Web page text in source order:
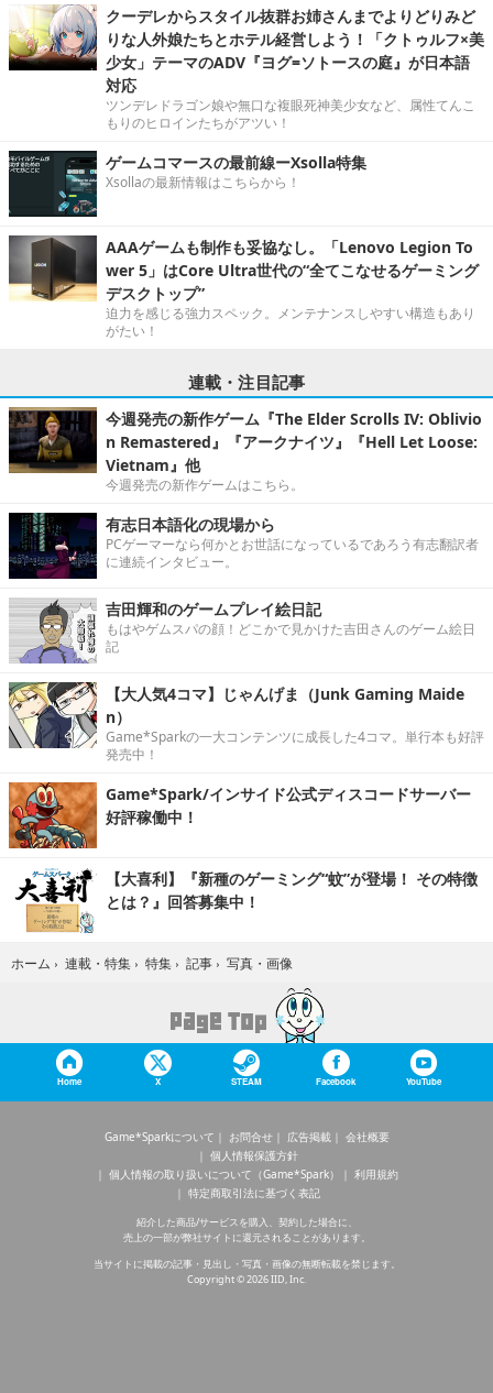
クーデレからスタイル抜群お姉さんまでよりどりみど
りな人外娘たちとホテル経営しよう！「クトゥルフ×美
少女」テーマのADV『ヨグ=ソトースの庭』が日本語
対応
ツンデレドラゴン娘や無口な複眼死神美少女など、属性てんこ
もりのヒロインたちがアツい！
ゲームコマースの最前線ーXsolla特集
Xsollaの最新情報はこちらから！
AAAゲームも制作も妥協なし。「Lenovo Legion To
wer 5」はCore Ultra世代の“全てこなせるゲーミング
デスクトップ”
迫力を感じる強力スペック。メンテナンスしやすい構造もあり
がたい！
連載・注目記事
今週発売の新作ゲーム『The Elder Scrolls IV: Oblivio
n Remastered』『アークナイツ』『Hell Let Loose:
Vietnam』他
今週発売の新作ゲームはこちら。
有志日本語化の現場から
PCゲーマーなら何かとお世話になっているであろう有志翻訳者
に連続インタビュー。
吉田輝和のゲームプレイ絵日記
もはやゲムスパの顔！どこかで見かけた吉田さんのゲーム絵日
記
【大人気4コマ】じゃんげま（Junk Gaming Maide
n）
Game*Sparkの一大コンテンツに成長した4コマ。単行本も好評
発売中！
Game*Spark/インサイド公式ディスコードサーバー
好評稼働中！
【大喜利】『新種のゲーミング“蚊”が登場！ その特徴
とは？』回答募集中！
ホーム › 連載・特集 › 特集 › 記事 › 写真・画像
Home X STEAM Facebook YouTube
Game*Sparkについて お問合せ 広告掲載
会社概要
個人情報保護方針
個人情報の取り扱いについて（Game*Spark）
利用規約
特定商取引法に基づく表記
紹介した商品/サービスを購入、契約した場合に、
売上の一部が弊社サイトに還元されることがあります。
当サイトに掲載の記事・見出し・写真・画像の無断転載を禁じます。
Copyright © 2026 IID, Inc.